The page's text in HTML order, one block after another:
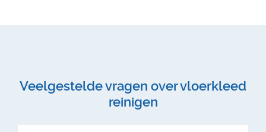
Veelgestelde vragen over vloerkleed
reinigen